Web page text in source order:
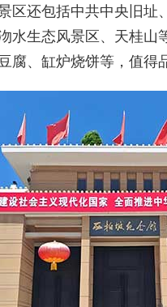
还包括中共中央旧址
水生态风景区、天桂山
腐、缸炉烧饼等，值得